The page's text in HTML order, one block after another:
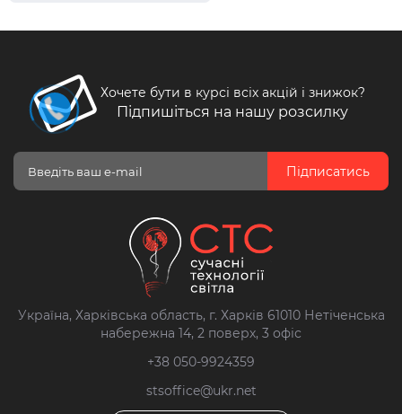
Хочете бути в курсі всіх акцій і знижок?
Підпишіться на нашу розсилку
Підписатись
Україна, Харківська область, г. Харків 61010 Нетіченська
набережна 14, 2 поверх, 3 офіс
+38 050-9924359
stsoffice@ukr.net